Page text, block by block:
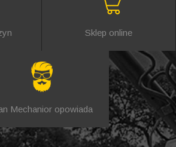
Sklep online
Mechanior opowiada